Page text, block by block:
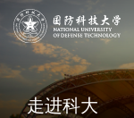
走进科大